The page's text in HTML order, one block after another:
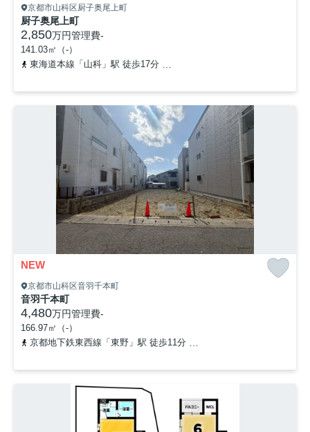
京都市山科区厨子奥尾上町
厨子奥尾上町
2,850万円管理費-
141.03㎡（-）
東海道本線「山科」駅 徒歩17分
NEW
京都市山科区音羽千本町
音羽千本町
4,480万円管理費-
166.97㎡（-）
京都地下鉄東西線「東野」駅 徒歩11分